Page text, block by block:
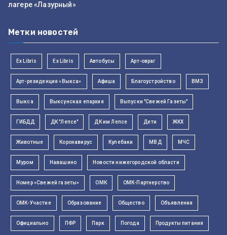
лагере «Лазурный»
Метки новостей
Ex Libris Ex Libris Автобусы Арт-овраг
Арт-резиденция «Выкса» Афиша Благоустройство ВМЗ
Выкса Выксунская епархия Выпуски "Свежей Газеты"
ГИБДД ДК "Лепсе" ДК им Лепсе Дети ЖКХ
Животные Коронавирус Кулебаки МВД МЧС
Муром Навашино Новости нижегородской области
Номер «Свежей газеты» ОМК ОМК-Партнерство
ОМК-Участие Образование Общество Объявления
Официально ПФР Парк Погода Продукты питания